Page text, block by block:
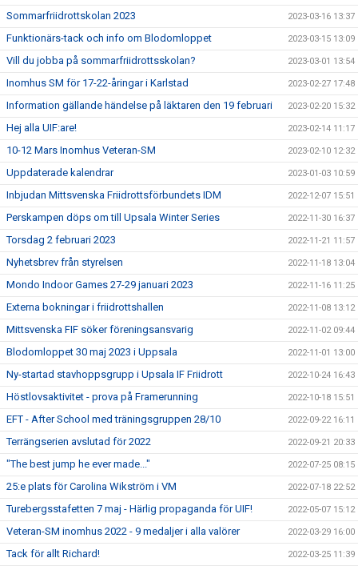
Sommarfriidrottskolan 2023 2023-03-16 13:37
Funktionärs-tack och info om Blodomloppet 2023-03-15 13:09
Vill du jobba på sommarfriidrottsskolan? 2023-03-01 13:54
Inomhus SM för 17-22-åringar i Karlstad 2023-02-27 17:48
Information gällande händelse på läktaren den 19 februari 2023-02-20 15:32
Hej alla UIF:are! 2023-02-14 11:17
10-12 Mars Inomhus Veteran-SM 2023-02-10 12:32
Uppdaterade kalendrar 2023-01-03 10:59
Inbjudan Mittsvenska Friidrottsförbundets IDM 2022-12-07 15:51
Perskampen döps om till Upsala Winter Series 2022-11-30 16:37
Torsdag 2 februari 2023 2022-11-21 11:57
Nyhetsbrev från styrelsen 2022-11-18 13:04
Mondo Indoor Games 27-29 januari 2023 2022-11-16 11:25
Externa bokningar i friidrottshallen 2022-11-08 13:12
Mittsvenska FIF söker föreningsansvarig 2022-11-02 09:44
Blodomloppet 30 maj 2023 i Uppsala 2022-11-01 13:00
Ny-startad stavhoppsgrupp i Upsala IF Friidrott 2022-10-24 16:43
Höstlovsaktivitet - prova på Framerunning 2022-10-18 15:51
EFT - After School med träningsgruppen 28/10 2022-09-22 16:11
Terrängserien avslutad för 2022 2022-09-21 20:33
"The best jump he ever made..." 2022-07-25 08:15
25:e plats för Carolina Wikström i VM 2022-07-18 22:52
Turebergsstafetten 7 maj - Härlig propaganda för UIF! 2022-05-07 15:12
Veteran-SM inomhus 2022 - 9 medaljer i alla valörer 2022-03-29 16:00
Tack för allt Richard! 2022-03-25 11:39